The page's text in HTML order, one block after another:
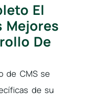
El
Mejores
De
de CMS se
de su